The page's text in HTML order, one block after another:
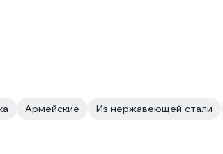
Армейские Из нержавеющей стали